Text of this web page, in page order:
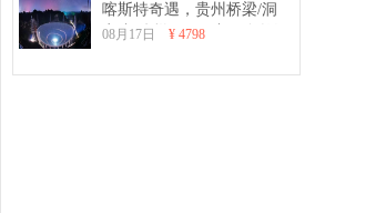
喀斯特奇遇，贵州桥梁/洞
穴/加傍梯田 7日亲子自然深
08月17日 ¥ 4798